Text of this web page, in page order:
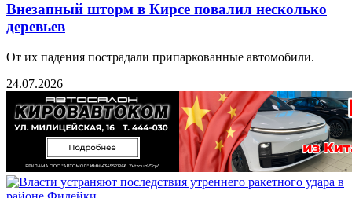
Внезапный шторм в Кирсе повалил несколько
деревьев
От их падения пострадали припаркованные автомобили.
24.07.2026